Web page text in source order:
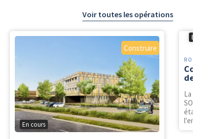
Voir toutes les opérations
En cours
Construire
En cours
de
La Ville de
SOLEAM